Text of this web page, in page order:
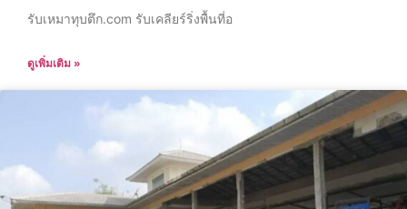
รับเหมาทุบตึก.com รับเคลียร์ริ่งพื้นที่อ
ดูเพิ่มเติม »